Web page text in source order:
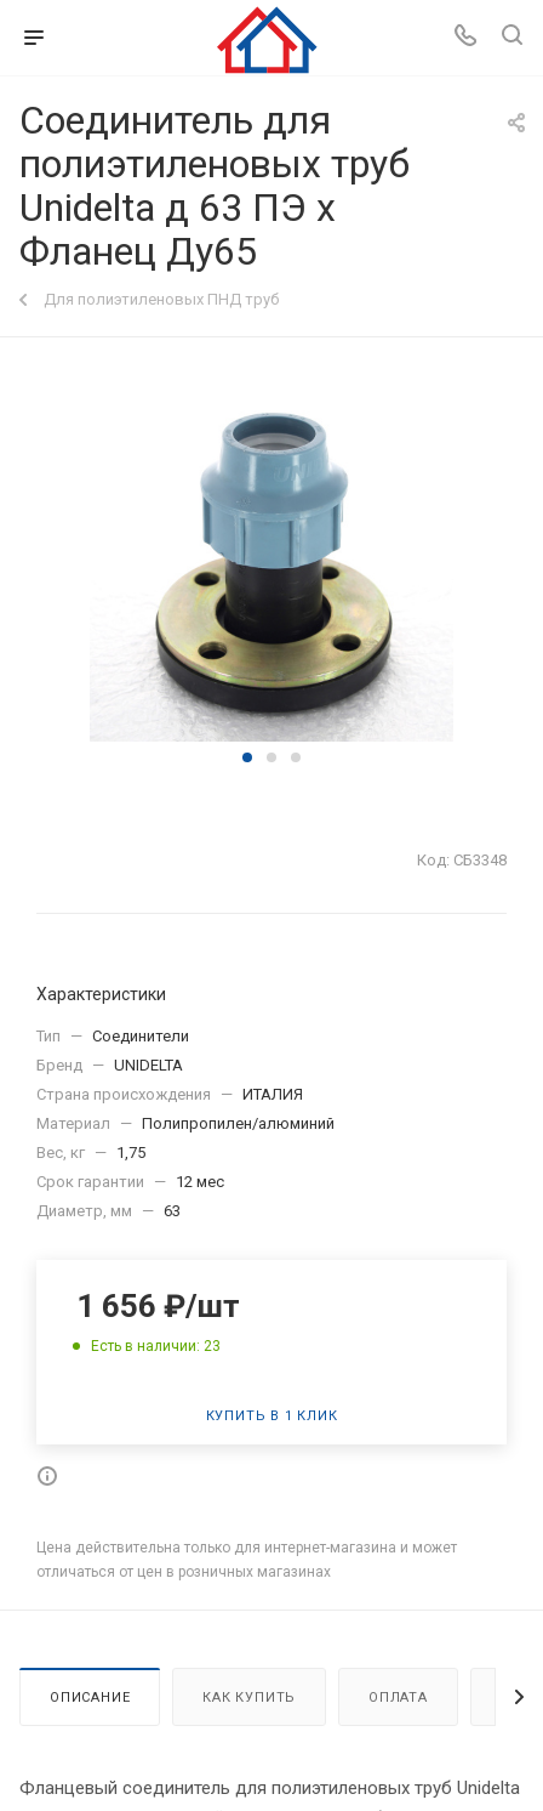
Соединитель для
полиэтиленовых труб
Unidelta д 63 ПЭ х
Фланец Ду65
Для полиэтиленовых ПНД труб
Код: СБ3348
Характеристики
Тип — Соединители
Бренд — UNIDELTA
Страна происхождения
— ИТАЛИЯ
Материал
— Полипропилен/алюминий
Вес, кг — 1,75
Срок гарантии
— 12 мес
Диаметр, мм
— 63
1 656 ₽/шт
Есть в наличии: 23
КУПИТЬ В 1 КЛИК
Цена действительна только для интернет-магазина и может
отличаться от цен в розничных магазинах
ОПИСАНИЕ КАК КУПИТЬ ОПЛАТА
Фланцевый соединитель для полиэтиленовых труб Unidelta